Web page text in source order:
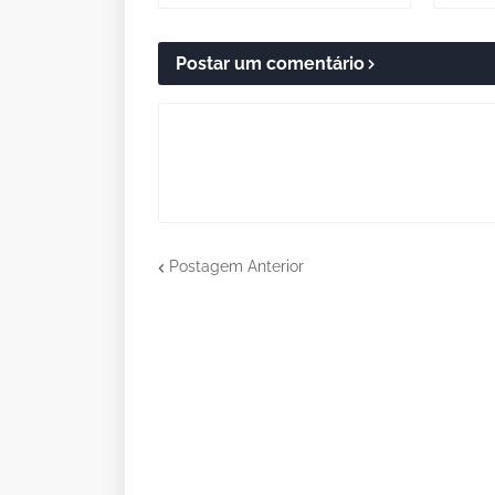
Postar um comentário
Postagem Anterior